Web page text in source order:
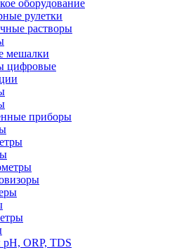
оборудование
рулетки
растворы
мешалки
цифровые
приборы
ORP, TDS